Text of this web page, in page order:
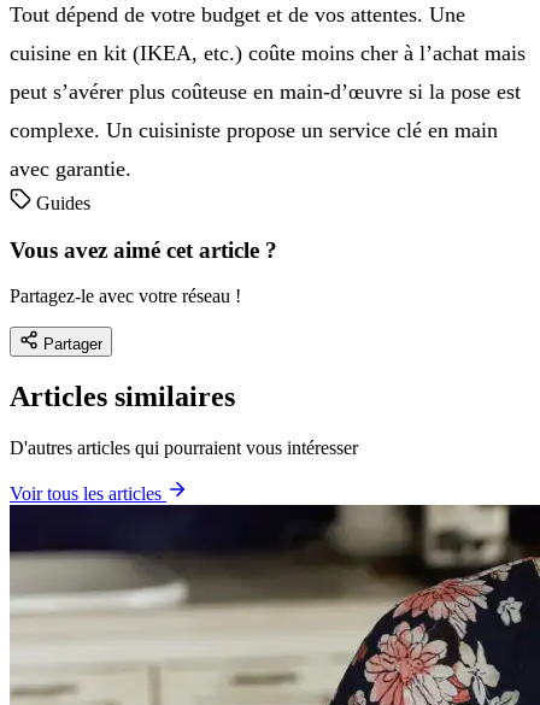
Tout dépend de votre budget et de vos attentes. Une
cuisine en kit (IKEA, etc.) coûte moins cher à l’achat mais
peut s’avérer plus coûteuse en main-d’œuvre si la pose est
complexe. Un cuisiniste propose un service clé en main
avec garantie.
Guides
Vous avez aimé cet article ?
Partagez-le avec votre réseau !
Partager
Articles similaires
D'autres articles qui pourraient vous intéresser
Voir tous les articles